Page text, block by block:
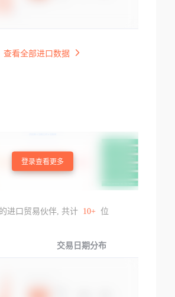
查看全部进口数据
登录查看更多
进口贸易伙伴, 共计 10+ 位
交易日期分布